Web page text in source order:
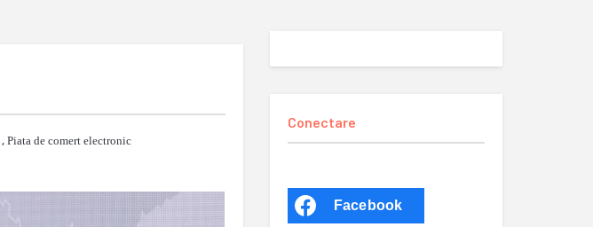
, Piata de comert electronic
Conectare
Facebook